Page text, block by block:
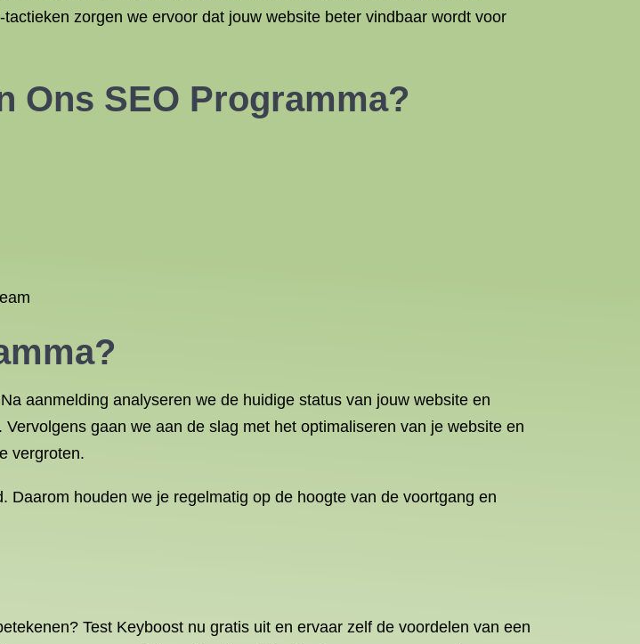
zorgen we ervoor dat jouw website beter vindbaar wordt voor
Ons SEO Programma?
aanmelding analyseren we de huidige status van jouw website en
gaan we aan de slag met het optimaliseren van je website en
vergroten.
houden we je regelmatig op de hoogte van de voortgang en
Test Keyboost nu gratis uit en ervaar zelf de voordelen van een